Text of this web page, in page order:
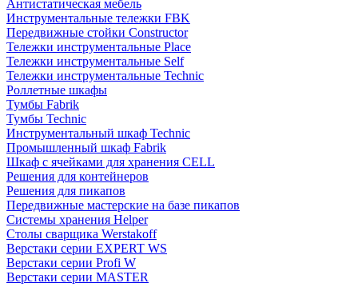
Антистатическая мебель
Инструментальные тележки FBK
Передвижные стойки Constructor
Тележки инструментальные Place
Тележки инструментальные Self
Тележки инструментальные Technic
Роллетные шкафы
Тумбы Fabrik
Тумбы Technic
Инструментальный шкаф Technic
Промышленный шкаф Fabrik
Шкаф с ячейками для хранения CELL
Решения для контейнеров
Решения для пикапов
Передвижные мастерские на базе пикапов
Системы хранения Helper
Столы сварщика Werstakoff
Верстаки серии EXPERT WS
Верстаки серии Profi W
Верстаки серии MASTER